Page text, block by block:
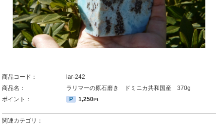
商品コード：
lar-242
商品名：
ラリマーの原石磨き ドミニカ共和国産 370g
ポイント：
P 1,250Pt
関連カテゴリ：